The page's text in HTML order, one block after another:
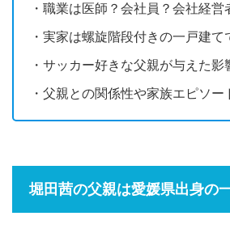
・職業は医師？会社員？会社経営
・実家は螺旋階段付きの一戸建て
・サッカー好きな父親が与えた影
・父親との関係性や家族エピソー
堀田茜の父親は愛媛県出身の